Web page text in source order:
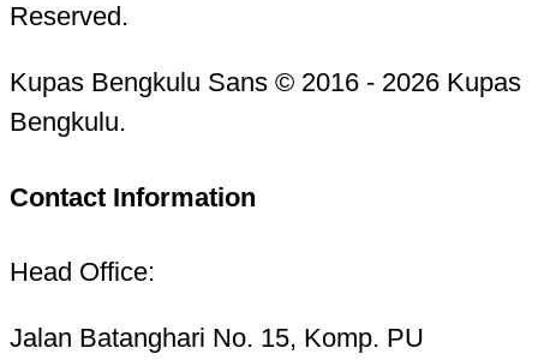
Reserved.
Kupas Bengkulu Sans © 2016 - 2026 Kupas
Bengkulu.
Contact Information
Head Office:
Jalan Batanghari No. 15, Komp. PU